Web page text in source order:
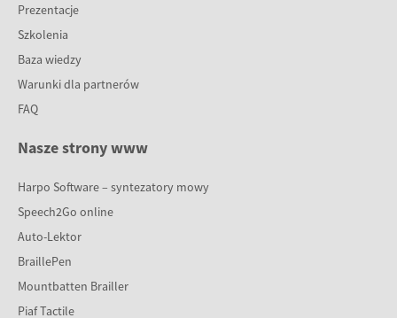
Prezentacje
Szkolenia
Baza wiedzy
Warunki dla partnerów
FAQ
Nasze strony www
Harpo Software – syntezatory mowy
Speech2Go online
Auto-Lektor
BraillePen
Mountbatten Brailler
Piaf Tactile